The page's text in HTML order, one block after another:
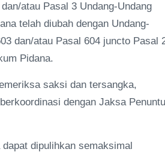
atau Pasal 3 Undang-Undang
telah diubah dengan Undang-
dan/atau Pasal 604 juncto Pasal
Pidana.
saksi dan tersangka,
dengan Jaksa
dipulihkan semaksimal